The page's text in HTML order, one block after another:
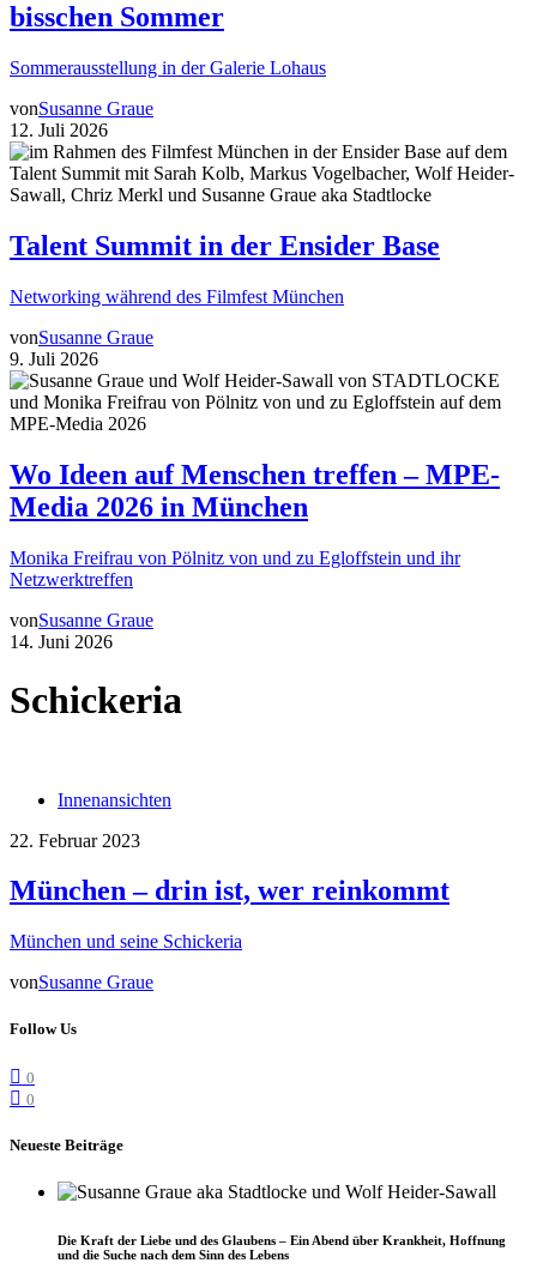
bisschen Sommer
Sommerausstellung in der Galerie Lohaus
vonSusanne Graue
12. Juli 2026
Talent Summit in der Ensider Base
Networking während des Filmfest München
vonSusanne Graue
9. Juli 2026
Wo Ideen auf Menschen treffen – MPE-
Media 2026 in München
Monika Freifrau von Pölnitz von und zu Egloffstein und ihr
Netzwerktreffen
vonSusanne Graue
14. Juni 2026
Schickeria
Innenansichten
22. Februar 2023
München – drin ist, wer reinkommt
München und seine Schickeria
vonSusanne Graue
Follow Us
0
0
Neueste Beiträge
Die Kraft der Liebe und des Glaubens – Ein Abend über Krankheit, Hoffnung
und die Suche nach dem Sinn des Lebens